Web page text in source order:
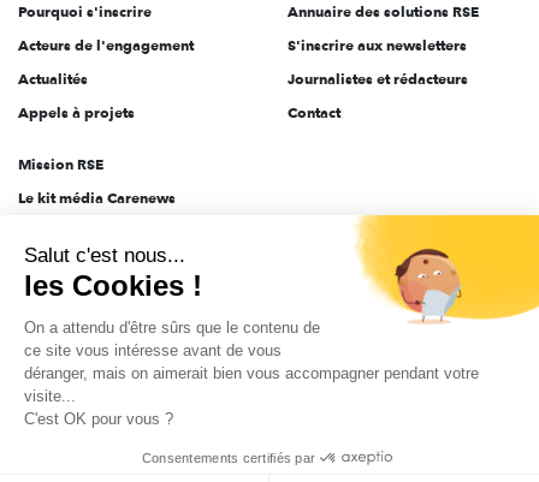
Pourquoi s'inscrire
Acteurs de l'engagement
Actualités
Appels à projets
Annuaire des solutions RSE
S'inscrire aux newsletters
Journalistes et rédacteurs
Contact
Mission RSE
Le kit média Carenews
AEF info
Novethic
PRODURABLE
Inclusiv Day
Données personnelles Mentions légales 2025-2026 Tout droits réservés
Salut c'est nous...
les Cookies !
On a attendu d'être sûrs que le contenu de
ce site vous intéresse avant de vous
déranger, mais on aimerait bien vous accompagner pendant votre
visite...
C'est OK pour vous ?
Consentements certifiés par